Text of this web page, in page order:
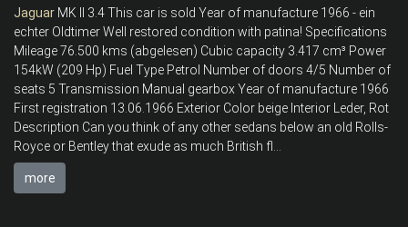
Jaguar MK II 3.4 This car is sold Year of manufacture 1966 - ein
echter Oldtimer Well restored condition with patina! Specifications
Mileage 76.500 kms (abgelesen) Cubic capacity 3.417 cm³ Power
154kW (209 Hp) Fuel Type Petrol Number of doors 4/5 Number of
seats 5 Transmission Manual gearbox Year of manufacture 1966
First registration 13.06.1966 Exterior Color beige Interior Leder, Rot
Description Can you think of any other sedans below an old Rolls-
Royce or Bentley that exude as much British fl...
more